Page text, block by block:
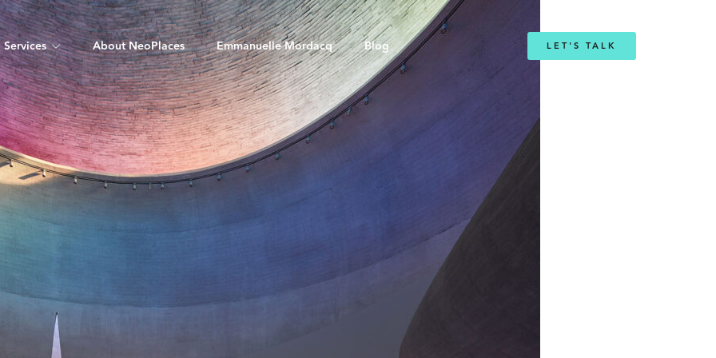
Services About NeoPlaces Emmanuelle Mordacq Blog LET'S TALK